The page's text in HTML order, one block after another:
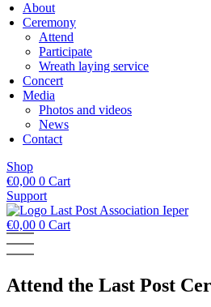
About
Ceremony
Attend
Participate
Wreath laying service
Concert
Media
Photos and videos
News
Contact
Shop
€0,00 0 Cart
Support
€0,00 0 Cart
Attend the Last Post